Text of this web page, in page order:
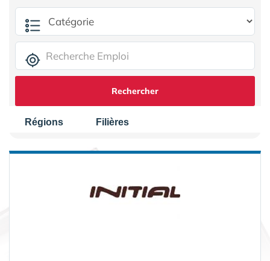
Rechercher
Régions Filières